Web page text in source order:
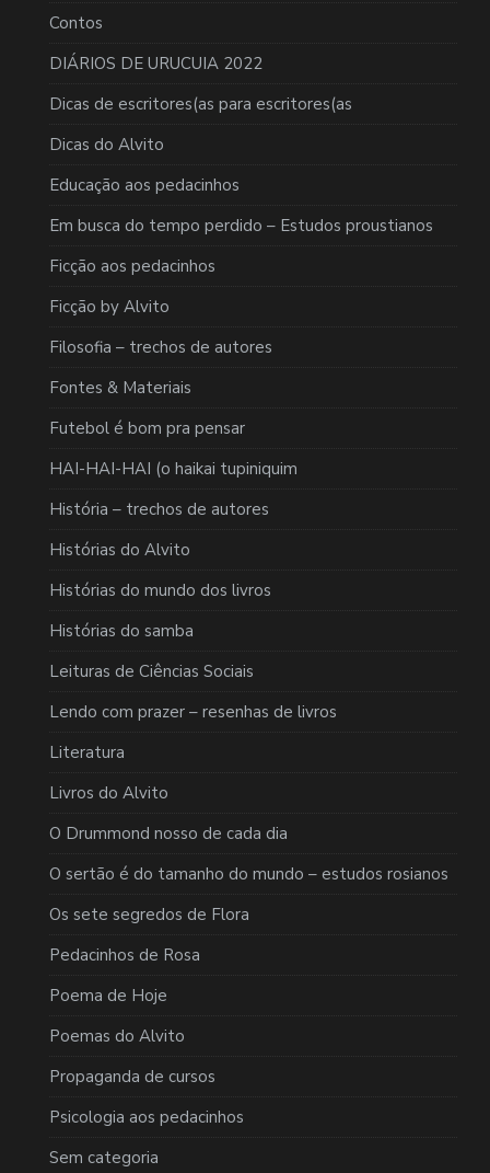
Contos
DIÁRIOS DE URUCUIA 2022
Dicas de escritores(as para escritores(as
Dicas do Alvito
Educação aos pedacinhos
Em busca do tempo perdido – Estudos proustianos
Ficção aos pedacinhos
Ficção by Alvito
Filosofia – trechos de autores
Fontes & Materiais
Futebol é bom pra pensar
HAI-HAI-HAI (o haikai tupiniquim
História – trechos de autores
Histórias do Alvito
Histórias do mundo dos livros
Histórias do samba
Leituras de Ciências Sociais
Lendo com prazer – resenhas de livros
Literatura
Livros do Alvito
O Drummond nosso de cada dia
O sertão é do tamanho do mundo – estudos rosianos
Os sete segredos de Flora
Pedacinhos de Rosa
Poema de Hoje
Poemas do Alvito
Propaganda de cursos
Psicologia aos pedacinhos
Sem categoria